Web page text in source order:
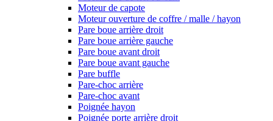
Moteur de capote
Moteur ouverture de coffre / malle / hayon
Pare boue arrière droit
Pare boue arrière gauche
Pare boue avant droit
Pare boue avant gauche
Pare buffle
Pare-choc arrière
Pare-choc avant
Poignée hayon
Poignée porte arrière droit